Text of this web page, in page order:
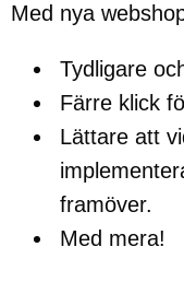
Med nya
Tydligare
Färre klick
Lättare att
framöver.
Med mera!